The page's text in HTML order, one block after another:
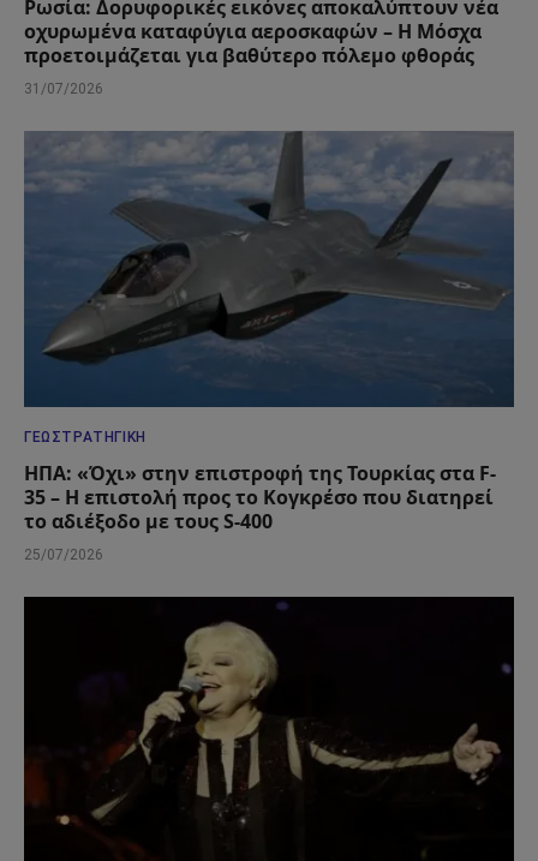
Ρωσία: Δορυφορικές εικόνες αποκαλύπτουν νέα
οχυρωμένα καταφύγια αεροσκαφών – Η Μόσχα
προετοιμάζεται για βαθύτερο πόλεμο φθοράς
31/07/2026
ΓΕΩΣΤΡΑΤΗΓΙΚΉ
ΗΠΑ: «Όχι» στην επιστροφή της Τουρκίας στα F-
35 – Η επιστολή προς το Κογκρέσο που διατηρεί
το αδιέξοδο με τους S-400
25/07/2026